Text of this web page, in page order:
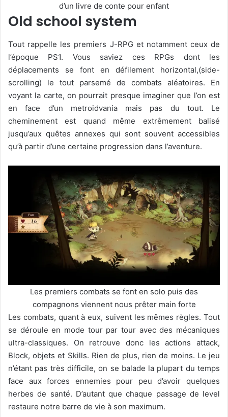
d’un livre de conte pour enfant
Old school system
Tout rappelle les premiers J-RPG et notamment ceux de
l’époque PS1. Vous saviez ces RPGs dont les
déplacements se font en défilement horizontal,(side-
scrolling) le tout parsemé de combats aléatoires. En
voyant la carte, on pourrait presque imaginer que l’on est
en face d’un metroidvania mais pas du tout. Le
cheminement est quand même extrêmement balisé
jusqu’aux quêtes annexes qui sont souvent accessibles
qu’à partir d’une certaine progression dans l’aventure.
Les premiers combats se font en solo puis des
compagnons viennent nous prêter main forte
Les combats, quant à eux, suivent les mêmes règles. Tout
se déroule en mode tour par tour avec des mécaniques
ultra-classiques. On retrouve donc les actions attack,
Block, objets et Skills. Rien de plus, rien de moins. Le jeu
n’étant pas très difficile, on se balade la plupart du temps
face aux forces ennemies pour peu d’avoir quelques
herbes de santé. D’autant que chaque passage de level
restaure notre barre de vie à son maximum.